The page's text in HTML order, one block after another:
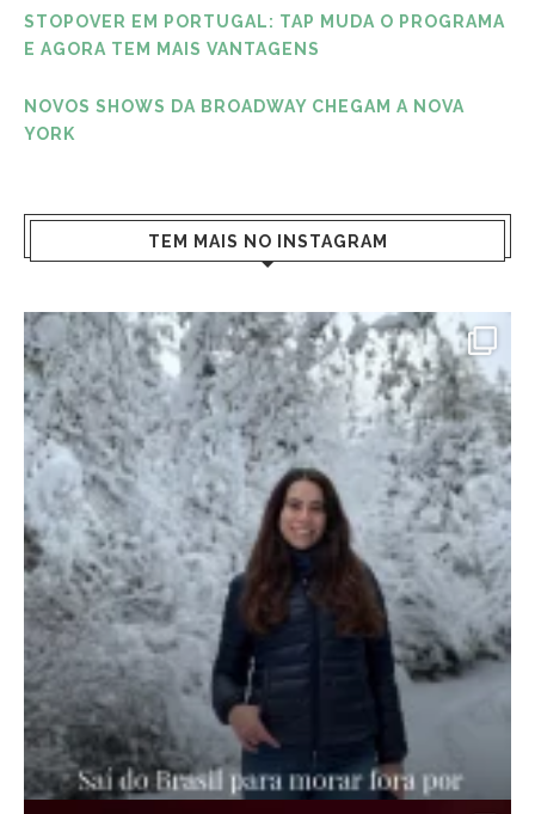
STOPOVER EM PORTUGAL: TAP MUDA O PROGRAMA
E AGORA TEM MAIS VANTAGENS
NOVOS SHOWS DA BROADWAY CHEGAM A NOVA
YORK
TEM MAIS NO INSTAGRAM